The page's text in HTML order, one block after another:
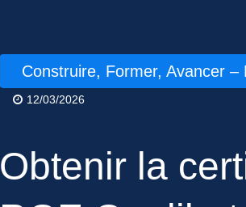
Construire, Former, Avancer –
12/03/2026
Obtenir la